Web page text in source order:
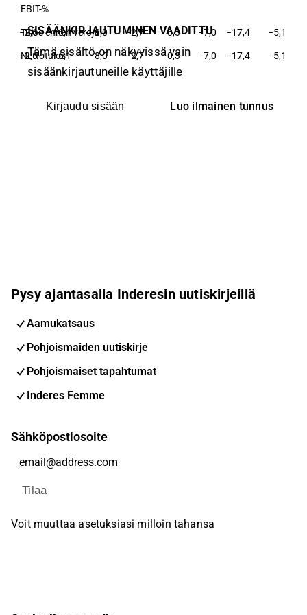
EBIT-%
Tulos ennen veroja
−2,6 −16,1 −8,0 −2,7 0,3 −7,0 −17,4 −5,1
Nettotulos
−2,6 −16,1 −8,0 −2,7 0,3 −7,0 −17,4 −5,1
SISÄÄNKIRJAUTUMINEN VAADITTU
Tämä sisältö on näkyvissä vain
sisäänkirjautuneille käyttäjille
Kirjaudu sisään Luo ilmainen tunnus
Pysy ajantasalla Inderesin uutiskirjeillä
Aamukatsaus
Pohjoismaiden uutiskirje
Pohjoismaiset tapahtumat
Inderes Femme
Sähköpostiosoite
Tilaa
Voit muuttaa asetuksiasi milloin tahansa